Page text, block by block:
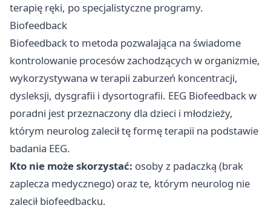
terapię ręki, po specjalistyczne programy.
Biofeedback
Biofeedback to metoda pozwalająca na świadome
kontrolowanie procesów zachodzących w organizmie,
wykorzystywana w terapii zaburzeń koncentracji,
dysleksji, dysgrafii i dysortografii. EEG Biofeedback w
poradni jest przeznaczony dla dzieci i młodzieży,
którym neurolog zalecił tę formę terapii na podstawie
badania EEG.
Kto nie może skorzystać: osoby z padaczką (brak
zaplecza medycznego) oraz te, którym neurolog nie
zalecił biofeedbacku.